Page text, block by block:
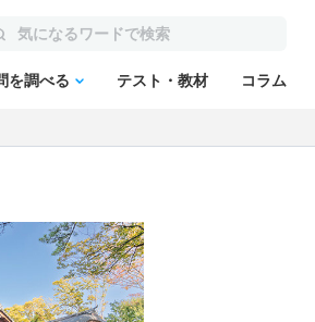
を調べる テスト・教材 コラム